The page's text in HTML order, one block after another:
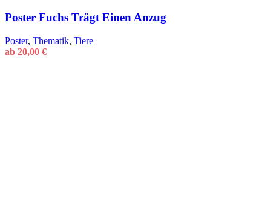
Poster Fuchs Trägt Einen Anzug
Poster, Thematik, Tiere
ab 20,00 €